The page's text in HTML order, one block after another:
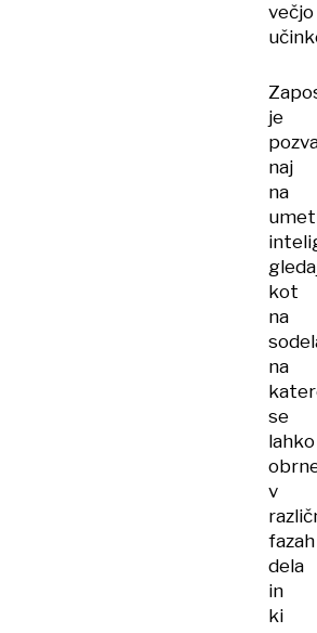
večjo
je
naj
na
kot
na
na
se
lahko
v
fazah
dela
in
ki